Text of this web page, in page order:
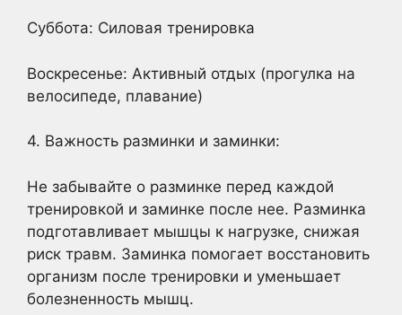
Суббота: Силовая тренировка
Воскресенье: Активный отдых (прогулка на
велосипеде, плавание)
4. Важность разминки и заминки:
Не забывайте о разминке перед каждой
тренировкой и заминке после нее. Разминка
подготавливает мышцы к нагрузке, снижая
риск травм. Заминка помогает восстановить
организм после тренировки и уменьшает
болезненность мышц.